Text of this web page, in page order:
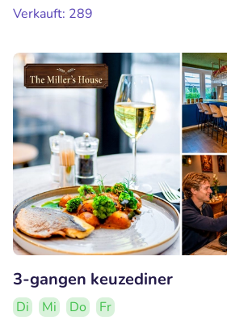
Verkauft: 289
3-gangen keuzediner
Di Mi Do
Fr